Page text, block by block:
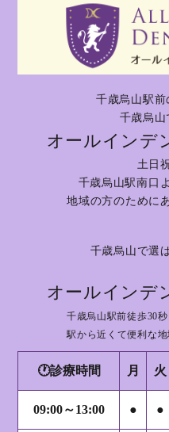
千歳烏山駅前
千歳烏山
オールインデ
土日
千歳烏山駅南口
地域の方のために
千歳烏山で選
オールインデ
千歳烏山駅前徒歩30
駅から近くて便利な
🕐診療時間 月 火
09:00～13:00 ● ●